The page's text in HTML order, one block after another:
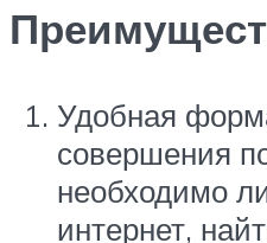
Удобная
совершения
необходимо
интернет,